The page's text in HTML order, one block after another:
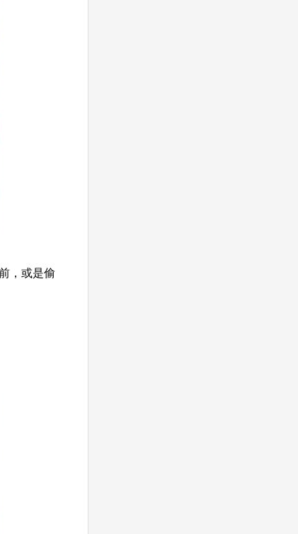
，或是偷